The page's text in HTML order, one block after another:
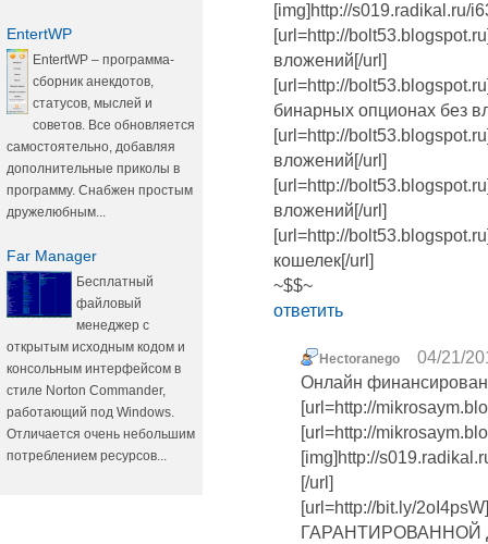
EntertWP
EntertWP – программа-
сборник анекдотов,
статусов, мыслей и
советов. Все обновляется
самостоятельно, добавляя
дополнительные приколы в
программу. Снабжен простым
дружелюбным...
Far Manager
Бесплатный
файловый
менеджер с
открытым исходным кодом и
консольным интерфейсом в
стиле Norton Commander,
работающий под Windows.
Отличается очень небольшим
потреблением ресурсов...
[img]http://s019.radikal.ru/
[url=http://
вложений[/url]
[url=http://
бинарных опционах без
[url=http://
вложений[/url]
[url=http://
вложений[/url]
[url=http://
кошелек[/url]
~$$~
ответить
Hectoranego
04/21/
Онлайн
[url=http://
[url=http://
[img]http://
[/url]
[url=http://bit.ly/
ГАРАНТИРОВАННОЙ